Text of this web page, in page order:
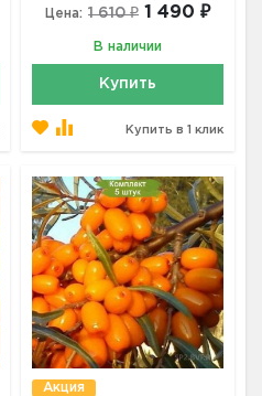
Цена: 1 610 ₽ 1 490 ₽
В наличии
Купить
Купить в 1 клик
Акция